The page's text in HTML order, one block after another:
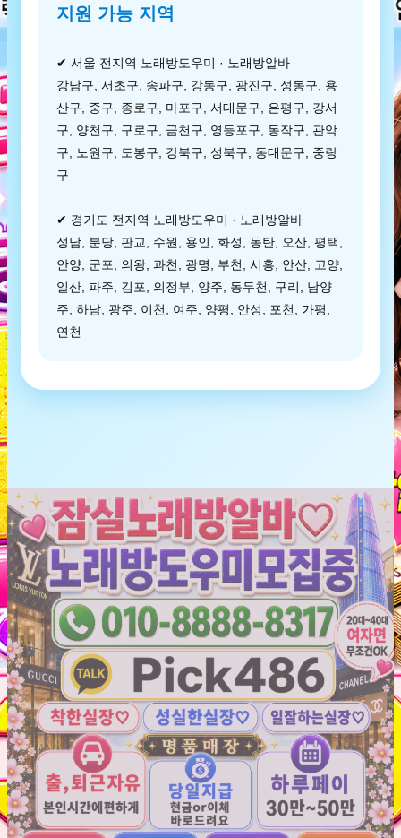
지원 가능 지역
✔ 서울 전지역 노래방도우미 · 노래방알바
강남구, 서초구, 송파구, 강동구, 광진구, 성동구, 용
산구, 중구, 종로구, 마포구, 서대문구, 은평구, 강서
구, 양천구, 구로구, 금천구, 영등포구, 동작구, 관악
구, 노원구, 도봉구, 강북구, 성북구, 동대문구, 중랑
구
✔ 경기도 전지역 노래방도우미 · 노래방알바
성남, 분당, 판교, 수원, 용인, 화성, 동탄, 오산, 평택,
안양, 군포, 의왕, 과천, 광명, 부천, 시흥, 안산, 고양,
일산, 파주, 김포, 의정부, 양주, 동두천, 구리, 남양
주, 하남, 광주, 이천, 여주, 양평, 안성, 포천, 가평,
연천